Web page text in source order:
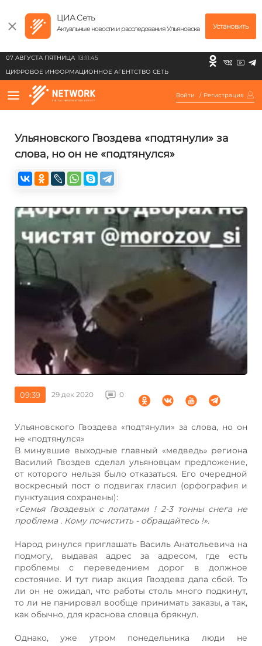
ЦИА Сеть
Актуальные новости и расследования Ульяновска Установить
07 АВГУСТА ПЯТНИЦА 13:11:45
ЦИФРОВОЕ ИНФОРМАЦИОННОЕ АГЕНТСТВО СЕТЬ
Войти / Регистрация
Ульяновского Гвоздева «подтянули» за
слова, но он не «подтянулся»
09:39 29 дек 2020 0
Ульяновского Гвоздева «подтянули» за слова, но он
не «подтянулся»
В минувшие выходные главный «медведь» региона
Василий Гвоздев сделал ульяновцам предложение,
от которого нельзя было отказаться. Его очередной
воскресный пост о подвигах гласил (орфография и
пунктуация сохранены):
«Семья Гвоздевых с лопатами ! 2-3 тонны снега не
проблема . Кому почистить - обращайтесь !».
Народ ринулся приглашать Василь Анатольевича на
подмогу, выдавая адрес за адресом, где есть
проблемы с переведением дорог в должное
состояние. И тут пиар акция Гвоздева дала сбой. То
ли он не ожидал, что работы столь много подкинут,
то ли не панировал вообще принимать заказы, а так,
как обычно, для краснова словца брякнул.
Однако, уже утром понедельника люди не